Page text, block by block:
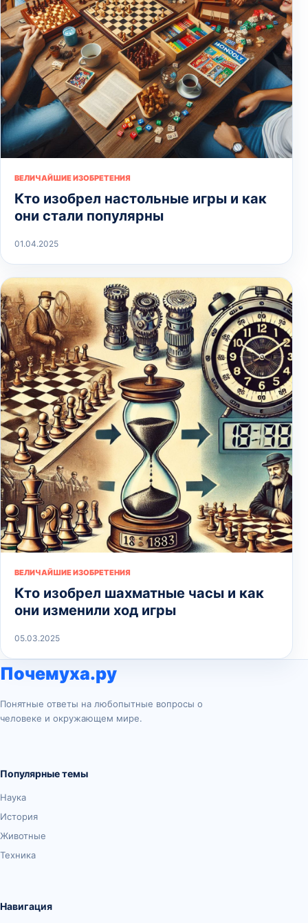
ВЕЛИЧАЙШИЕ ИЗОБРЕТЕНИЯ
Кто изобрел настольные игры и как
они стали популярны
01.04.2025
ВЕЛИЧАЙШИЕ ИЗОБРЕТЕНИЯ
Кто изобрел шахматные часы и как
они изменили ход игры
05.03.2025
Почемуха.ру
Понятные ответы на любопытные вопросы о
человеке и окружающем мире.
Популярные темы
Наука
История
Животные
Техника
Навигация